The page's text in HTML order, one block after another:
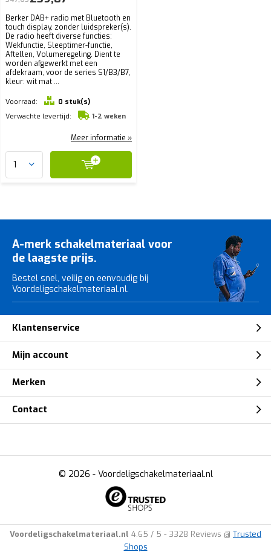
Berker DAB+ radio met Bluetooth en
touch display, zonder luidspreker(s).
De radio heeft diverse functies:
Wekfunctie, Sleep­ti­mer-­functie,
Aftellen, Volu­me­re­ge­ling. Dient te
worden afgewerkt met een
afdekraam, voor de series S1/B3/B7,
kleur: wit mat ...
Voorraad:
0 stuk(s)
Verwachte levertijd:
1-2 weken
Meer informatie »
A-merk schakelmateriaal voor
de laagste prijs.
Bestel snel, veilig en eenvoudig bij
Voordeligschakelmateriaal.nl.
Klantenservice
Mijn account
Merken
Contact
© 2026 - Voordeligschakelmateriaal.nl
Voordeligschakelmateriaal.nl 4.65 / 5 - 3328 Reviews @ Trusted
Shops